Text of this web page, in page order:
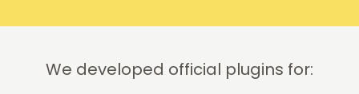
We developed official plugins for: